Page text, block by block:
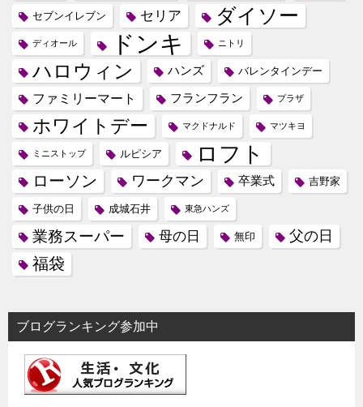
セブンイレブン セリア ダイソー
ディオール ドンキ ニトリ
ハロウィン ハンズ バレンタインデー
ファミリーマート フランフラン プラザ
ホワイトデー マクドナルド マツキヨ
ミニストップ ルピシア ロフト
ローソン ワークマン 卒業式 吉野家
子供の日 成城石井 東急ハンズ
業務スーパー 母の日 無印 父の日
福袋
ブログランキング参加中